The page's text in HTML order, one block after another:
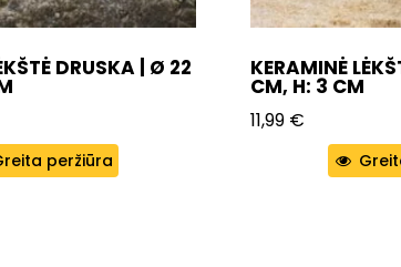
DRUSKA | Ø 22
peržiūra
KERAMINĖ
CM, H: 3 CM
11,99 €